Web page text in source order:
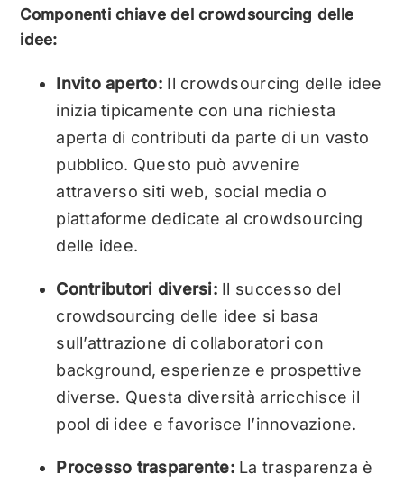
Componenti chiave del crowdsourcing delle
idee:
Invito aperto: Il crowdsourcing delle idee
inizia tipicamente con una richiesta
aperta di contributi da parte di un vasto
pubblico. Questo può avvenire
attraverso siti web, social media o
piattaforme dedicate al crowdsourcing
delle idee.
Contributori diversi: Il successo del
crowdsourcing delle idee si basa
sull’attrazione di collaboratori con
background, esperienze e prospettive
diverse. Questa diversità arricchisce il
pool di idee e favorisce l’innovazione.
Processo trasparente: La trasparenza è